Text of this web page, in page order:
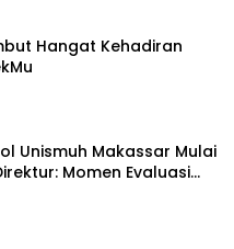
Hangat Kehadiran
Unismuh Makassar Mulai
Momen Evaluasi